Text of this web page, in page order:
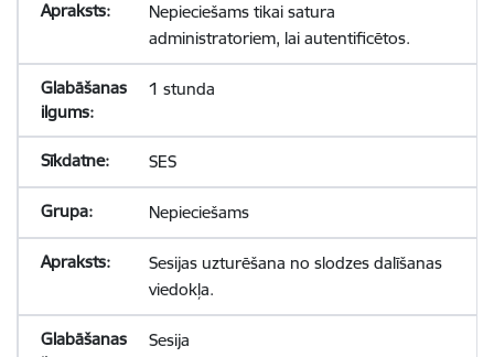
Nepieciešams tikai satura
administratoriem, lai autentificētos.
1 stunda
SES
Nepieciešams
Sesijas uzturēšana no slodzes dalīšanas
viedokļa.
Sesija